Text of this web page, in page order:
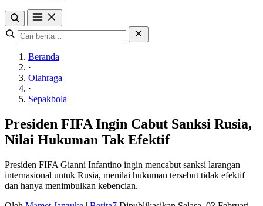
Beranda
·
Olahraga
·
Sepakbola
Presiden FIFA Ingin Cabut Sanksi Rusia,
Nilai Hukuman Tak Efektif
Presiden FIFA Gianni Infantino ingin mencabut sanksi larangan
internasional untuk Rusia, menilai hukuman tersebut tidak efektif
dan hanya menimbulkan kebencian.